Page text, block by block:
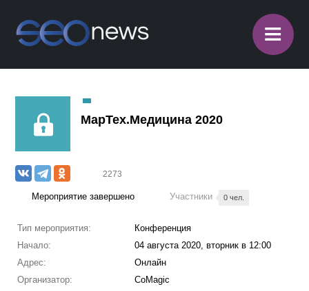
≡
МарТех.Медицина 2020
2273
Мероприятие завершено Участники 0 чел.
Тип мероприятия:
Конференция
Начало:
04 августа 2020, вторник в 12:00
Адрес:
Онлайн
Организатор:
CoMagic